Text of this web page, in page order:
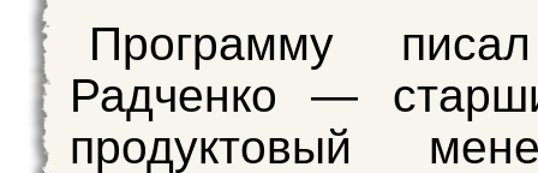
Программу
Радченко —
продуктовый